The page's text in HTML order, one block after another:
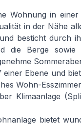
Wohnung in
in der Nähe
besticht durch
die Berge
Ebene und
Wohn-
Klimaanlage
bietet